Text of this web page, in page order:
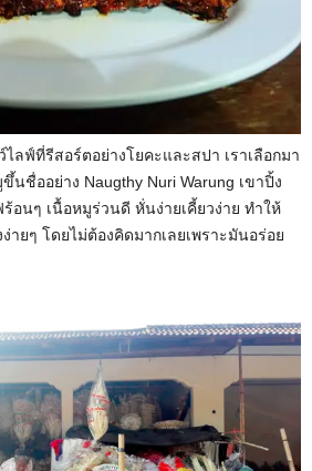
ไลฟ์ที่รีสอร์ตอย่างโยคะและสปา เราเลือกมา
นชื่ออย่าง Naugthy Nuri Warung เขาปิ้ง
อนๆ เนื้อหมูร่วนดี หั่นง่ายเคี้ยวง่าย ทำให้
ายๆ โดยไม่ต้องคิดมากเลยเพราะมันอร่อย